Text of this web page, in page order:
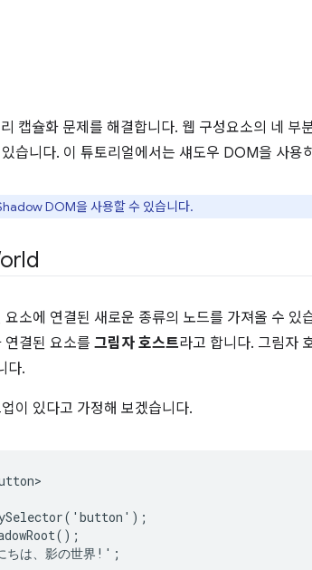
캡슐화 문제를 해결합니다. 웹 구성요소의 네 부
습니다. 이 튜토리얼에서는 섀도우 DOM을 사용
DOM을 사용할 수 있습니다.
소에 연결된 새로운 종류의 노드를 가져올 수 있
연결된 요소를 그림자 호스트라고 합니다. 그림자
다.
이 있다고 가정해 보겠습니다.
は、影の世界!';